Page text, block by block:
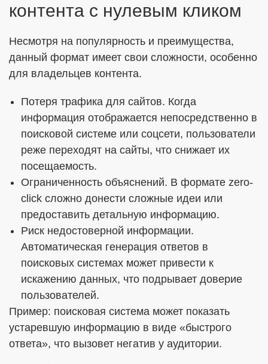
контента с нулевым кликом
Несмотря на популярность и преимущества,
данный формат имеет свои сложности, особенно
для владельцев контента.
Потеря трафика для сайтов. Когда
информация отображается непосредственно в
поисковой системе или соцсети, пользователи
реже переходят на сайты, что снижает их
посещаемость.
Ограниченность объяснений. В формате zero-
click сложно донести сложные идеи или
предоставить детальную информацию.
Риск недостоверной информации.
Автоматическая генерация ответов в
поисковых системах может привести к
искажению данных, что подрывает доверие
пользователей.
Пример: поисковая система может показать
устаревшую информацию в виде «быстрого
ответа», что вызовет негатив у аудитории.